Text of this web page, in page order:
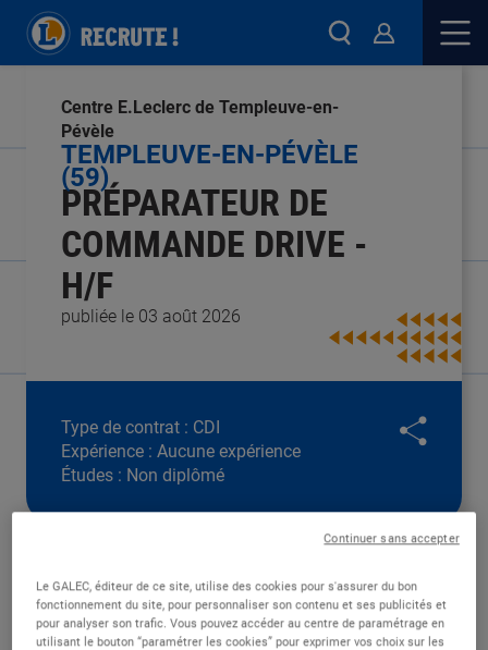
publiée le 03 août 2026
PRÉPARATEUR DE
COMMANDE DRIVE -
H/F
TEMPLEUVE-EN-PÉVÈLE
(59)
Centre E.Leclerc de Templeuve-en-
Pévèle
Type de contrat : CDI
Expérience : Aucune expérience
Études : Non diplômé
DESCRIPTION
Le GALEC, éditeur de ce site, utilise des cookies pour s'assurer du bon
fonctionnement du site, pour personnaliser son contenu et ses publicités et
pour analyser son trafic. Vous pouvez accéder au centre de paramétrage en
utilisant le bouton “paramétrer les cookies” pour exprimer vos choix sur les
Continuer sans accepter